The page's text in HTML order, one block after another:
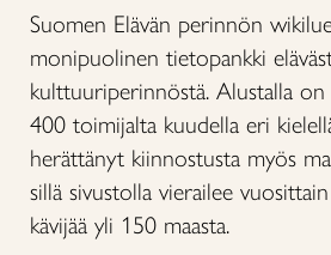
Suomen Elävän perinnön
monipuolinen tietopankki
kulttuuriperinnöstä. Alustalla
400 toimijalta kuudella eri
herättänyt kiinnostusta myös
sillä sivustolla vierailee
kävijää yli 150 maasta.